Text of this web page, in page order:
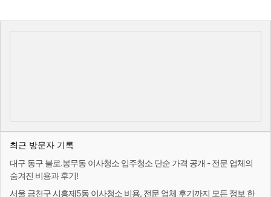
최근 방문자 기록
대구 동구 불로.봉무동 이사청소 입주청소 단순 가격 공개 - 전문 업체의
숨겨진 비용과 후기!
서울 금천구 시흥제5동 이사청소 비용, 전문 업체 후기까지 모든 정보 한